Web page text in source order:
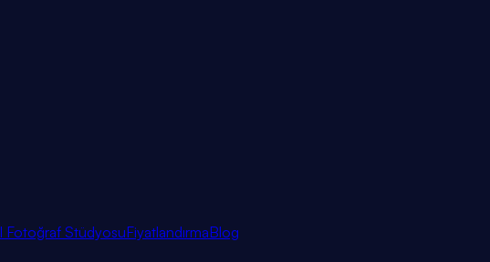
Fotoğraf StüdyosuFiyatlandırmaBlog